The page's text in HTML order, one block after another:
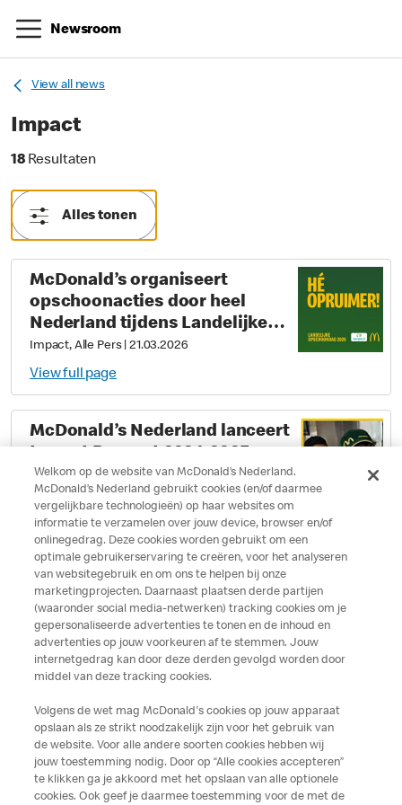
Newsroom
View all news
Impact
18 Resultaten18 Resultaten
Alles tonen
McDonald’s organiseert
opschoonacties door heel
Nederland tijdens Landelijke
Opschoondag: ‘Een schone
omgeving is onze gezamenlijke
Impact, Alle Pers|21.03.2026
View full page
McDonald’s Nederland lanceert
Impact| 14.10.2025
View full page
McDonald’s Nederland, Farm
Frites en Rabobank zetten
samen in op het verder
verduurzamen van de
Nederlandse aardappelketen
middels Regeneratieve
Impact, Partnerships|30.05.2025
View full page
Load more
Welkom op de website van McDonald’s Nederland.
McDonald’s Nederland gebruikt cookies (en/of daarmee
vergelijkbare technologieën) op haar websites om
informatie te verzamelen over jouw device, browser en/of
onlinegedrag. Deze cookies worden gebruikt om een
optimale gebruikerservaring te creëren, voor het analyseren
van websitegebruik en om ons te helpen bij onze
marketingprojecten. Daarnaast plaatsen derde partijen
(waaronder social media-netwerken) tracking cookies om je
gepersonaliseerde advertenties te tonen en de inhoud en
advertenties op jouw voorkeuren af te stemmen. Jouw
internetgedrag kan door deze derden gevolgd worden door
middel van deze tracking cookies.
Volgens de wet mag McDonald's cookies op jouw apparaat
opslaan als ze strikt noodzakelijk zijn voor het gebruik van
de website. Voor alle andere soorten cookies hebben wij
jouw toestemming nodig. Door op “Alle cookies accepteren”
te klikken ga je akkoord met het opslaan van alle optionele
cookies. Ook geef je daarmee toestemming voor de met de